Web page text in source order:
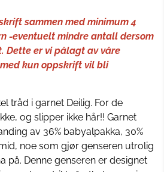
sammen med minimum 4
-eventuelt mindre antall dersom
Dette er vi pålagt av våre
kun oppskrift vil bli
tråd i garnet Deilig. For de
og slipper ikke hår!! Garnet
av 36% babyalpakka, 30%
noe som gjør genseren utrolig
på. Denne genseren er designet